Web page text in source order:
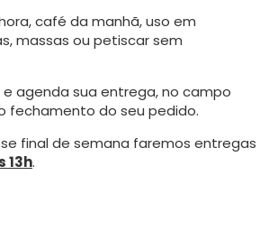
café da manhã, uso em
massas ou petiscar sem
e agenda sua entrega, no campo
fechamento do seu pedido.
final de semana faremos entregas
13h.